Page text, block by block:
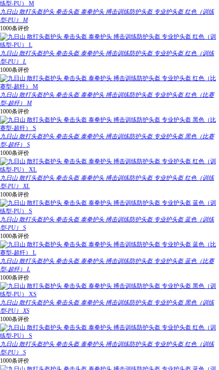
九日山 散打头盔护头 拳击头盔 泰拳护头 搏击训练防护头盔 专业护头盔 红色（训练
型-PU） M
1000条评价
九日山 散打头盔护头 拳击头盔 泰拳护头 搏击训练防护头盔 专业护头盔 红色（训练
型-PU） L
1000条评价
九日山 散打头盔护头 拳击头盔 泰拳护头 搏击训练防护头盔 专业护头盔 红色（比赛
型-超纤） M
1000条评价
九日山 散打头盔护头 拳击头盔 泰拳护头 搏击训练防护头盔 专业护头盔 黑色（比赛
型-超纤） S
1000条评价
九日山 散打头盔护头 拳击头盔 泰拳护头 搏击训练防护头盔 专业护头盔 红色（训练
型-PU） XL
1000条评价
九日山 散打头盔护头 拳击头盔 泰拳护头 搏击训练防护头盔 专业护头盔 蓝色（训练
型-PU） S
1000条评价
九日山 散打头盔护头 拳击头盔 泰拳护头 搏击训练防护头盔 专业护头盔 蓝色（比赛
型-超纤） L
1000条评价
九日山 散打头盔护头 拳击头盔 泰拳护头 搏击训练防护头盔 专业护头盔 黑色（训练
型-PU） XS
1000条评价
九日山 散打头盔护头 拳击头盔 泰拳护头 搏击训练防护头盔 专业护头盔 红色（训练
型-PU） S
1000条评价